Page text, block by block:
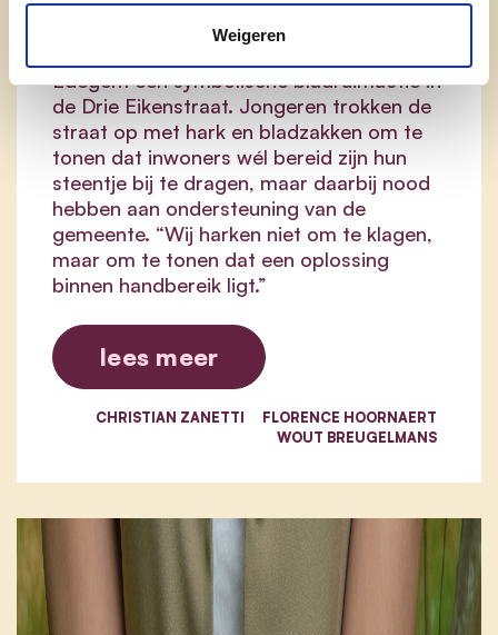
Weigeren
Om deze problematiek in de kijker te
Edegem een symbolische bladruimactie in
de Drie Eikenstraat. Jongeren trokken de
straat op met hark en bladzakken om te
tonen dat inwoners wél bereid zijn hun
steentje bij te dragen, maar daarbij nood
hebben aan ondersteuning van de
gemeente. “Wij harken niet om te klagen,
maar om te tonen dat een oplossing
binnen handbereik ligt.”
lees meer
CHRISTIAN ZANETTI
FLORENCE HOORNAERT
WOUT BREUGELMANS